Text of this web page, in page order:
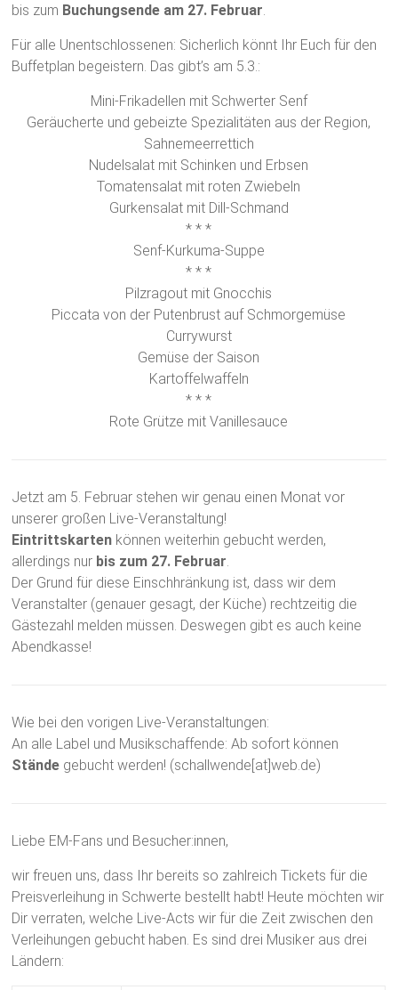
bis zum Buchungsende am 27. Februar
Für alle Unentschlossenen: Sicherlich könnt Ihr Euch für den
Buffetplan begeistern. Das gibt’s am 5.3.:
Mini-Frikadellen mit Schwerter Senf
Geräucherte und gebeizte Spezialitäten aus der Region,
Sahnemeerrettich
Nudelsalat mit Schinken und Erbsen
Tomatensalat mit roten Zwiebeln
Gurkensalat mit Dill-Schmand
* * *
Senf-Kurkuma-Suppe
* * *
Pilzragout mit Gnocchis
Piccata von der Putenbrust auf Schmorgemüse
Currywurst
Gemüse der Saison
Kartoffelwaffeln
* * *
Rote Grütze mit Vanillesauce
Jetzt am 5. Februar stehen wir genau einen Monat vor
unserer großen Live-Veranstaltung!
Eintrittskarten können weiterhin gebucht werden,
allerdings nur bis zum 27. Februar
Der Grund für diese Einschhränkung ist, dass wir dem
Veranstalter (genauer gesagt, der Küche) rechtzeitig die
Gästezahl melden müssen. Deswegen gibt es auch keine
Abendkasse!
Wie bei den vorigen Live-Veranstaltungen:
An alle Label und Musikschaffende: Ab sofort können
Stände gebucht werden! (schallwende[at]web.de)
Liebe EM-Fans und Besucher:innen,
wir freuen uns, dass Ihr bereits so zahlreich Tickets für die
Preisverleihung in Schwerte bestellt habt! Heute möchten wir
Dir verraten, welche Live-Acts wir für die Zeit zwischen den
Verleihungen gebucht haben. Es sind drei Musiker aus drei
Ländern: